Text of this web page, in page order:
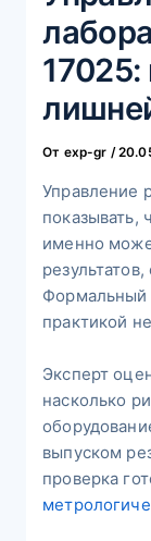
От exp-gr /
Управление
показывать,
именно
Формальный
практикой
Эксперт
насколько
выпуском
проверка